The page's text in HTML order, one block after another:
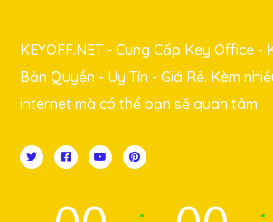
KEYOFF.NET - Cung Cấp Key Office -
Bản Quyền - Uy Tín - Giá Rẻ. Kèm
internet mà có thể bạn sẽ quan tâm